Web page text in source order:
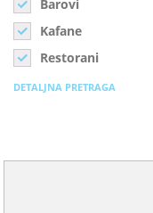
Barovi
Kafane
Restorani
DETALJNA PRETRAGA